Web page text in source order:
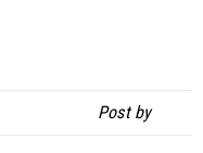
Post by